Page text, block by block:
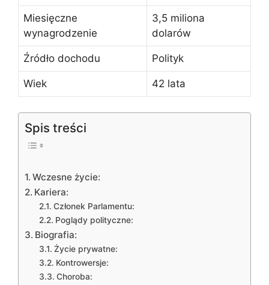
Miesięczne
wynagrodzenie
3,5 miliona
dolarów
Źródło dochodu Polityk
Wiek 42 lata
Spis treści
Wczesne życie:
Kariera:
Członek Parlamentu:
Poglądy polityczne:
Biografia:
Życie prywatne:
Kontrowersje:
Choroba: